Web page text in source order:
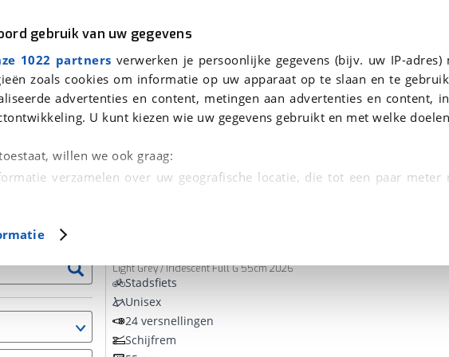
gebruik van uw gegevens
1022 partners verwerken je persoonlijke gegevens (bijv. uw IP-adres)
zoals cookies om informatie op uw apparaat op te slaan en te
advertenties en content, metingen aan advertenties en content,
U kunt kiezen wie uw gegevens gebruikt en met welke
willen we ook graag:
verzamelen over uw geografische locatie, die tot een paar meter
in. U kunt uw toestemming op elk moment wijzigen of
en vergelijkbare technieken zorgen we voor een betere en meer
cookies zorgen ervoor dat de website goed werkt. Ook gebruiken we
Fiets Motor
je gevonden
Light Grey / Iridescent Full G 55cm 2026
Stadsfiets
Unisex
24 versnellingen
Schijfrem